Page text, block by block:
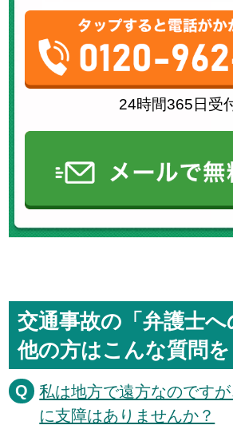
24時間365日受
交通事故の「弁護士
他の方はこんな質問
私は地方で遠方なのです
に支障はありませんか？